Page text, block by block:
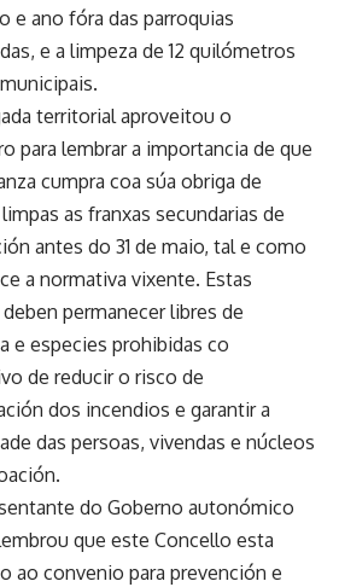
e ano fóra das parroquias
e a limpeza de 12 quilómetros
territorial aproveitou o
para lembrar a importancia de que
cumpra coa súa obriga de
as franxas secundarias de
antes do 31 de maio, tal e como
a normativa vixente. Estas
permanecer libres de
e especies prohibidas co
de reducir o risco de
dos incendios e garantir a
das persoas, vivendas e núcleos
do Goberno autonómico
que este Concello esta
ao convenio para prevención e